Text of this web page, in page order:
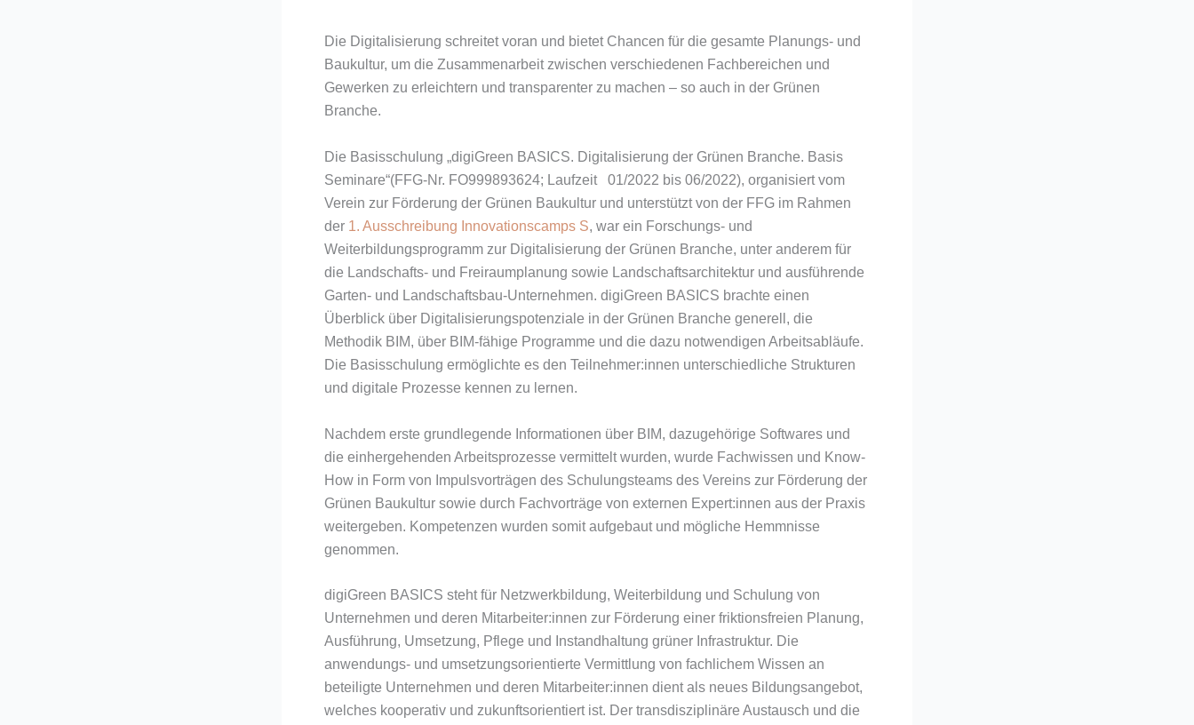
Die Digitalisierung schreitet voran und bietet Chancen für die gesamte Planungs- und
Baukultur, um die Zusammenarbeit zwischen verschiedenen Fachbereichen und
Gewerken zu erleichtern und transparenter zu machen – so auch in der Grünen
Branche.
Die Basisschulung „digiGreen BASICS. Digitalisierung der Grünen Branche. Basis
Seminare“(FFG-Nr. FO999893624; Laufzeit 01/2022 bis 06/2022), organisiert vom
Verein zur Förderung der Grünen Baukultur und unterstützt von der FFG im Rahmen
der 1. Ausschreibung Innovationscamps S, war ein Forschungs- und
Weiterbildungsprogramm zur Digitalisierung der Grünen Branche, unter anderem für
die Landschafts- und Freiraumplanung sowie Landschaftsarchitektur und ausführende
Garten- und Landschaftsbau-Unternehmen. digiGreen BASICS brachte einen
Überblick über Digitalisierungspotenziale in der Grünen Branche generell, die
Methodik BIM, über BIM-fähige Programme und die dazu notwendigen Arbeitsabläufe.
Die Basisschulung ermöglichte es den Teilnehmer:innen unterschiedliche Strukturen
und digitale Prozesse kennen zu lernen.
Nachdem erste grundlegende Informationen über BIM, dazugehörige Softwares und
die einhergehenden Arbeitsprozesse vermittelt wurden, wurde Fachwissen und Know-
How in Form von Impulsvorträgen des Schulungsteams des Vereins zur Förderung der
Grünen Baukultur sowie durch Fachvorträge von externen Expert:innen aus der Praxis
weitergeben. Kompetenzen wurden somit aufgebaut und mögliche Hemmnisse
genommen.
digiGreen BASICS steht für Netzwerkbildung, Weiterbildung und Schulung von
Unternehmen und deren Mitarbeiter:innen zur Förderung einer friktionsfreien Planung,
Ausführung, Umsetzung, Pflege und Instandhaltung grüner Infrastruktur. Die
anwendungs- und umsetzungsorientierte Vermittlung von fachlichem Wissen an
beteiligte Unternehmen und deren Mitarbeiter:innen dient als neues Bildungsangebot,
welches kooperativ und zukunftsorientiert ist. Der transdisziplinäre Austausch und die